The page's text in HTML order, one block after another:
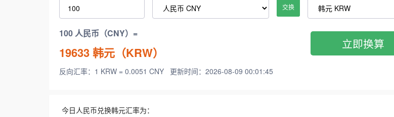
交换
100 人民币（CNY）=
19633韩元（KRW）
反向汇率：1 KRW = 0.0051 CNY 更新时间：2026-08-09 00:01:45
立即换算
今日人民币兑换韩元汇率为：